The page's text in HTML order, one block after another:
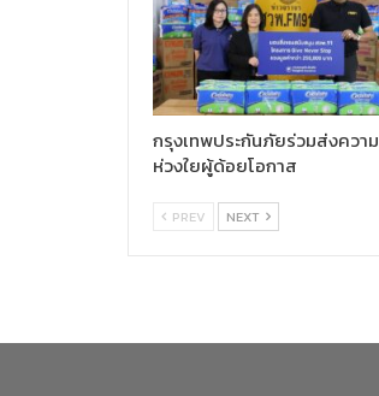
กรุงเทพประกันภัยร่วมส่งความ
ห่วงใยผู้ด้อยโอกาส
PREV NEXT